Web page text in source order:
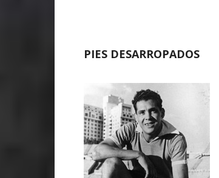
PIES DESARROPADOS